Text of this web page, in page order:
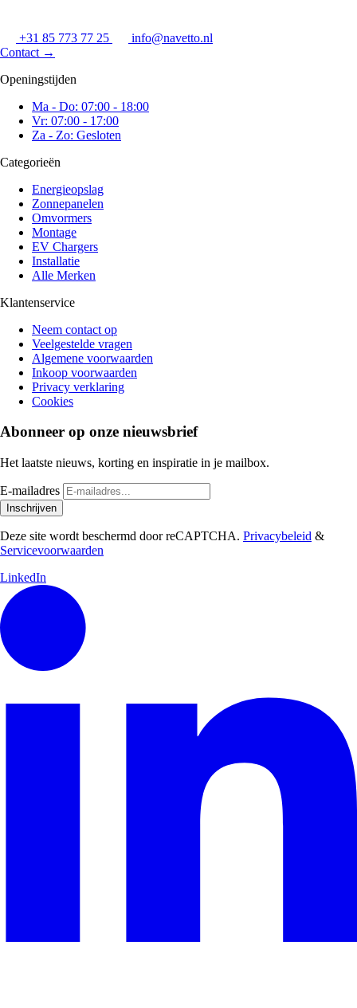
+31 85 773 77 25
info@navetto.nl
Contact →
Openingstijden
Ma - Do: 07:00 - 18:00
Vr: 07:00 - 17:00
Za - Zo: Gesloten
Categorieën
Energieopslag
Zonnepanelen
Omvormers
Montage
EV Chargers
Installatie
Alle Merken
Klantenservice
Neem contact op
Veelgestelde vragen
Algemene voorwaarden
Inkoop voorwaarden
Privacy verklaring
Cookies
Abonneer op onze nieuwsbrief
Het laatste nieuws, korting en inspiratie in je mailbox.
E-mailadres
Inschrijven
Deze site wordt beschermd door reCAPTCHA. Privacybeleid &
Servicevoorwaarden
LinkedIn